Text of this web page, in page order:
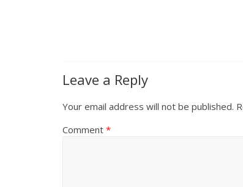
Leave a Reply
Your email address will not be published.
Comment *